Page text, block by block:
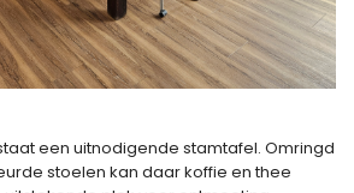
een uitnodigende stamtafel. Omringd
stoelen kan daar koffie en thee